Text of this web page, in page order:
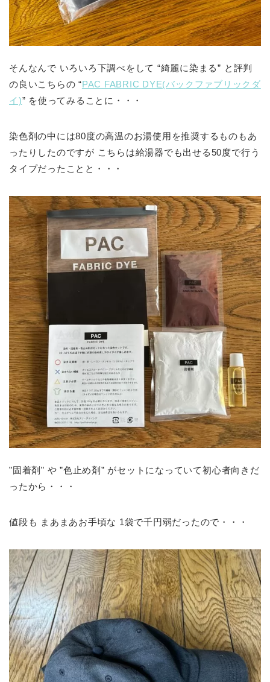
そんなんで いろいろ下調べをして “綺麗に染まる” と評判
の良いこちらの “PAC FABRIC DYE(バックファブリックダ
イ)” を使ってみることに・・・
染色剤の中には80度の高温のお湯使用を推奨するものもあ
ったりしたのですが こちらは給湯器でも出せる50度で行う
タイプだったことと・・・
”固着剤” や ”色止め剤” がセットになっていて初心者向きだ
ったから・・・
値段も まあまあお手頃な 1袋で千円弱だったので・・・